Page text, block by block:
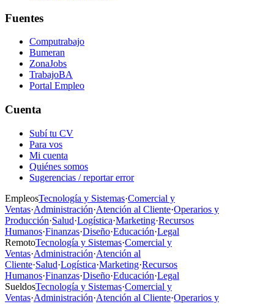
Fuentes
Computrabajo
Bumeran
ZonaJobs
TrabajoBA
Portal Empleo
Cuenta
Subí tu CV
Para vos
Mi cuenta
Quiénes somos
Sugerencias / reportar error
EmpleosTecnología y Sistemas·Comercial y
Ventas·Administración·Atención al Cliente·Operarios y
Producción·Salud·Logística·Marketing·Recursos
Humanos·Finanzas·Diseño·Educación·Legal
RemotoTecnología y Sistemas·Comercial y
Ventas·Administración·Atención al
Cliente·Salud·Logística·Marketing·Recursos
Humanos·Finanzas·Diseño·Educación·Legal
SueldosTecnología y Sistemas·Comercial y
Ventas·Administración·Atención al Cliente·Operarios y